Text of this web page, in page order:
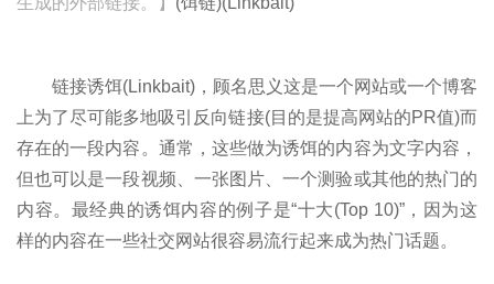
链接诱饵(Linkbait)，顾名思义这是一个网站或一个博客
上为了尽可能多地吸引反向链接(目的是提高网站的PR值)而
存在的一段内容。通常，这些做为诱饵的内容为文字内容，
但也可以是一段视频、一张图片、一个测验或其他的热门的
内容。最经典的诱饵内容的例子是“十大(Top 10)”，因为这
样的内容在一些社交网站很容易流行起来成为热门话题。